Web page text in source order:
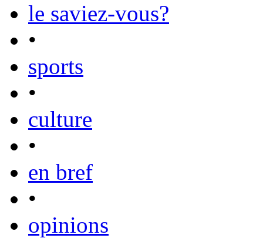
le saviez-vous?
•
sports
•
culture
•
en bref
•
opinions